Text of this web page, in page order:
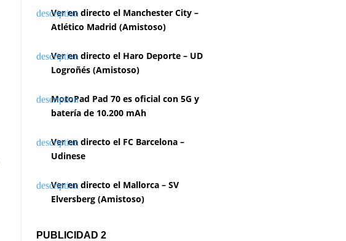
Ver en directo el Manchester City –
Atlético Madrid (Amistoso)
Ver en directo el Haro Deporte – UD
Logroñés (Amistoso)
MotoPad Pad 70 es oficial con 5G y
batería de 10.200 mAh
Ver en directo el FC Barcelona –
Udinese
Ver en directo el Mallorca – SV
Elversberg (Amistoso)
PUBLICIDAD 2